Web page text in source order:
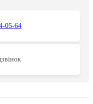
05-64